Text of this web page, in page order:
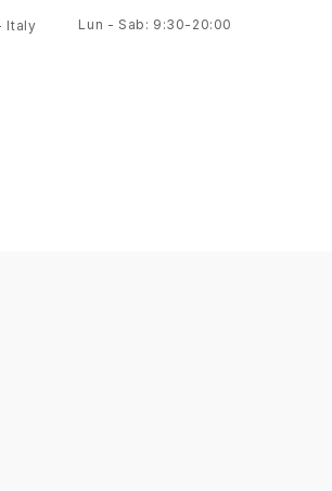
Italy Lun - Sab: 9:30-20:00